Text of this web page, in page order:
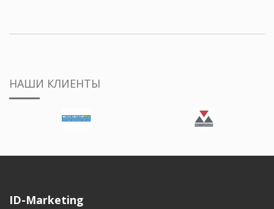
НАШИ КЛИЕНТЫ
ID-Marketing